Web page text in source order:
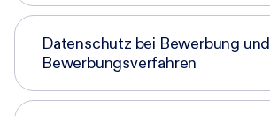
Datenschutz bei Bewerbung und
Bewerbungsverfahren